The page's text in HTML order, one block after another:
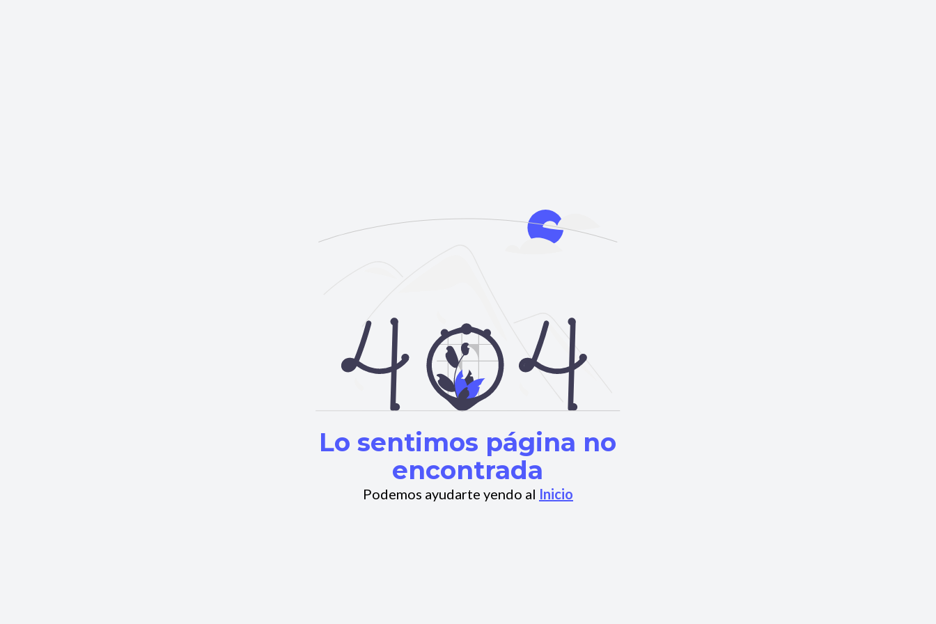
Lo sentimos página no
encontrada
Podemos ayudarte yendo al Inicio